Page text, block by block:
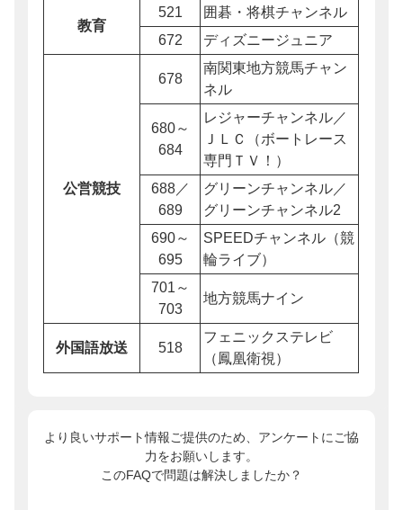
教育
521
囲碁・将棋チャンネル
672
ディズニージュニア
公営競技
678
南関東地方競馬チャン
ネル
680～
684
レジャーチャンネル／
ＪＬＣ（ボートレース
専門ＴＶ！）
688／
689
グリーンチャンネル／
グリーンチャンネル2
690～
695
SPEEDチャンネル（競
輪ライブ）
701～
703
地方競馬ナイン
外国語放送 518
フェニックステレビ
（鳳凰衛視）
より良いサポート情報ご提供のため、アンケートにご協
力をお願いします。
このFAQで問題は解決しましたか？